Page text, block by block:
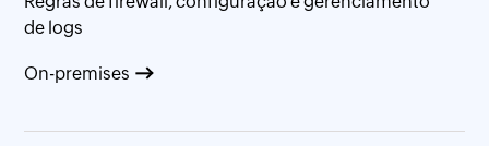
de logs
On-premises